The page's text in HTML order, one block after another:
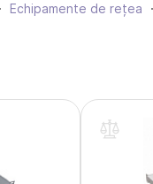
Echipamente de rețea